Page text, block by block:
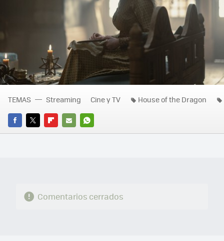
FACEBOOK
TWITTERFLIPBOARD
E-
WHATSAPP
TEMAS Streaming Cine y TV House of the Dragon
Comentarios cerrados